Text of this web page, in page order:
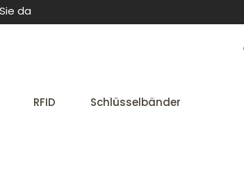
da
RFID Schlüsselbänder